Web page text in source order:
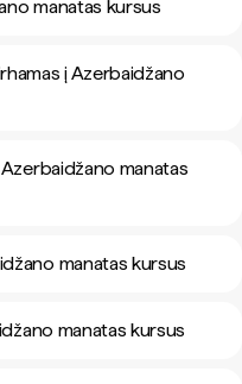
manatas kursus
į Azerbaidžano
manatas
manatas kursus
manatas kursus